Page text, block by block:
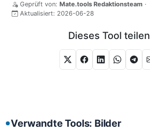
Geprüft von: Mate.tools Redaktionsteam ·
Aktualisiert: 2026-06-28
Dieses Tool teilen
Verwandte Tools: Bilder